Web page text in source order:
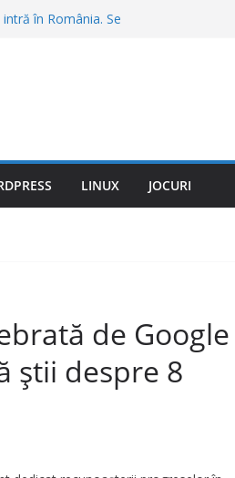
în România. Se
2026. Unde găsești
de dolari.
frână
LINUX JOCURI
de Google
știi despre 8